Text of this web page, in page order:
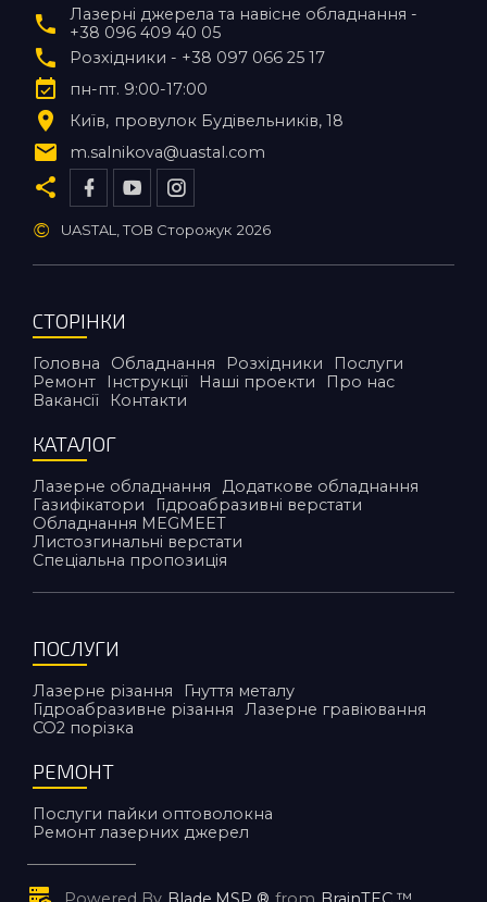
Лазерні джерела та навісне обладнання -
+38 096 409 40 05
Розхідники - +38 097 066 25 17
пн-пт. 9:00-17:00
Київ
провулок Будівельників, 18
m.salnikova@uastal.com
© UASTAL, ТОВ Сторожук 2026
СТОРІНКИ
Головна Обладнання Розхідники
Послуги
Ремонт
Інструкції Наші проекти
Про нас
Вакансії
Контакти
КАТАЛОГ
Лазерне обладнання
Додаткове обладнання
Газифікатори
Гідроабразивні верстати
Обладнання MEGMEET
Листозгинальні верстати
Спеціальна пропозиція
ПОСЛУГИ
Лазерне різання
Гнуття металу
Гідроабразивне різання
Лазерне гравіювання
CO2 порiзка
РЕМОНТ
Послуги пайки оптоволокна
Ремонт лазерних джерел